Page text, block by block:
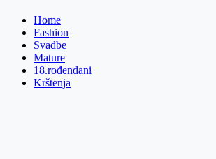
Home
Fashion
Svadbe
Mature
18.rođendani
Krštenja